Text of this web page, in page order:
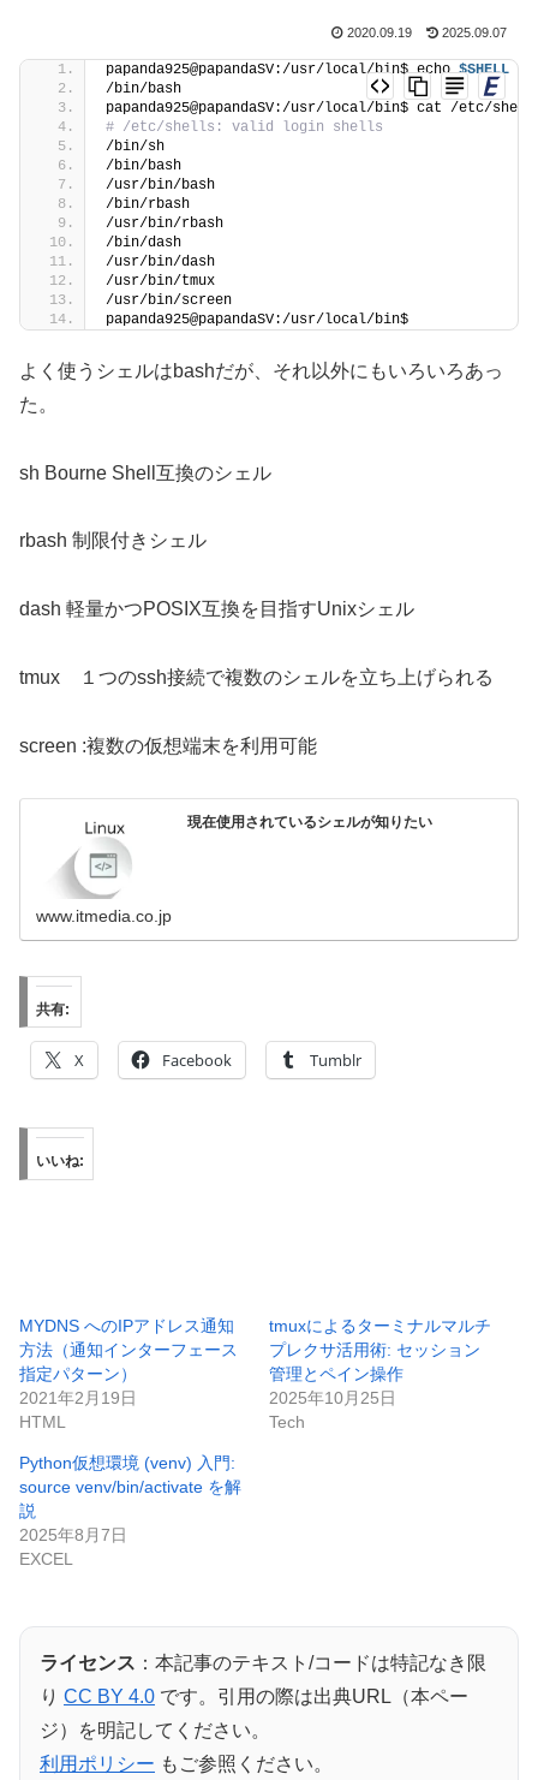
2020.09.19 2025.09.07
papanda925@papandaSV:/usr/local/bin$ echo $SHELL
/bin/bash
papanda925@papandaSV:/usr/local/bin$ cat /etc/
# /etc/shells: valid login shells
/bin/sh
/bin/bash
/usr/bin/bash
/bin/rbash
/usr/bin/rbash
/bin/dash
/usr/bin/dash
/usr/bin/tmux
/usr/bin/screen
papanda925@papandaSV:/usr/local/bin$
よく使うシェルはbashだが、それ以外にもいろいろあっ
た。
sh Bourne Shell互換のシェル
rbash 制限付きシェル
dash 軽量かつPOSIX互換を目指すUnixシェル
tmux １つのssh接続で複数のシェルを立ち上げられる
screen :複数の仮想端末を利用可能
現在使用されているシェルが知りたい
www.itmedia.co.jp
共有:
X Facebook Tumblr
いいね:
MYDNS へのIPアドレス通知
方法（通知インターフェース
指定パターン）
2021年2月19日
HTML
tmuxによるターミナルマルチ
プレクサ活用術: セッション
管理とペイン操作
2025年10月25日
Tech
Python仮想環境 (venv) 入門:
source venv/bin/activate を解
説
2025年8月7日
EXCEL
ライセンス ：本記事のテキスト/コードは特記なき限
り CC BY 4.0 です。引用の際は出典URL（本ペー
ジ）を明記してください。
利用ポリシー もご参照ください。